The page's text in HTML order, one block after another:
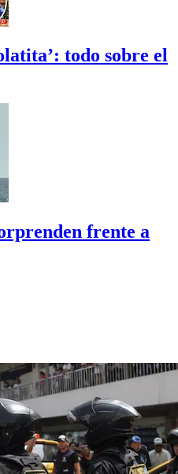
todo sobre el
frente a